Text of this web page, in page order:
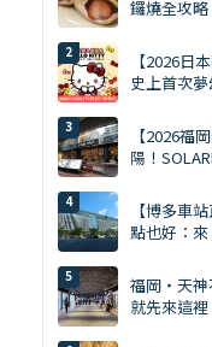
鑼燒全攻
【2026日
史上首次
【2026福
陽！
【博多車
點也好：來
（2026年
福岡・天神
就先來這